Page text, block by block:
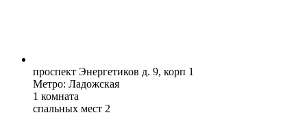
проспект Энергетиков д. 9, корп 1
Метро: Ладожская
1 комната
спальных мест 2